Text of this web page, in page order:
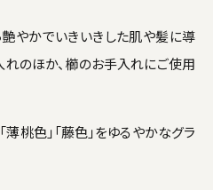
やかでいきいきした肌や髪に導
れのほか、櫛のお手入れにご使用
桃色」「藤色」をゆるやかなグラ